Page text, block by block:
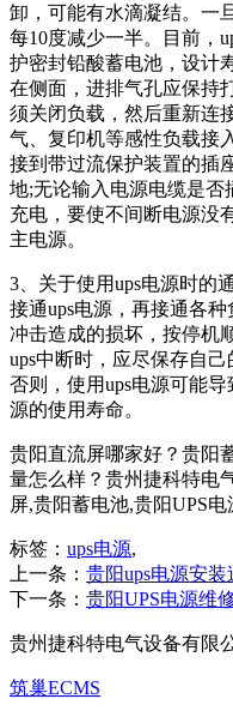
卸，可能有水滴凝结。一
每10度减少一半。目前，
护密封铅酸蓄电池，设计
在侧面，进排气孔应保持
须关闭负载，然后重新连
气、复印机等感性负载接
接到带过流保护装置的插
地;无论输入电源电缆是否
充电，要使不间断电源没
主电源。
3、关于使用ups电源时的
接通ups电源，再接通各
冲击造成的损坏，按停机
ups中断时，应尽保存自
否则，使用ups电源可能
源的使用寿命。
贵阳直流屏哪家好？贵阳
量怎么样？贵州捷科特电
屏,贵阳蓄电池,贵阳UPS电
标签： ups电源,
上一条： 贵阳ups电源安
下一条： 贵阳UPS电源维
贵州捷科特电气设备有限
筑巢ECMS